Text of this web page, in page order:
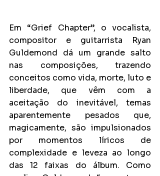
Em “Grief Chapter”, o vocalista,
compositor e guitarrista Ryan
Guldemond dá um grande salto
nas composições, trazendo
conceitos como vida, morte, luto e
liberdade, que vêm com a
aceitação do inevitável, temas
aparentemente pesados que,
magicamente, são impulsionados
por momentos líricos de
complexidade e leveza ao longo
das 12 faixas do álbum. Como